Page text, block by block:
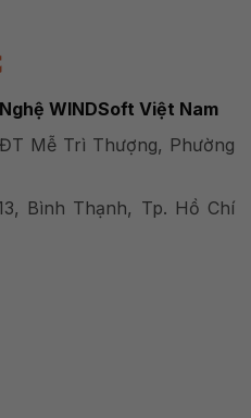
WINDSoft Việt Nam
Mễ Trì Thượng, Phường
Bình Thạnh, Tp. Hồ Chí